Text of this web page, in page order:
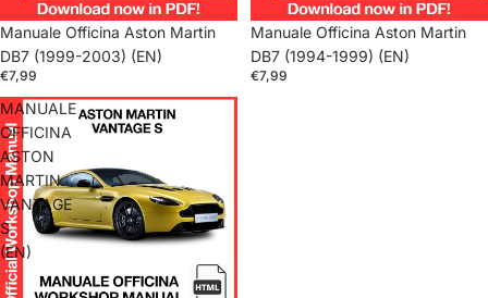
Manuale Officina Aston Martin
DB7 (1999-2003) (EN)
€7,99
Manuale Officina Aston Martin
DB7 (1994-1999) (EN)
€7,99
MANUALE
OFFICINA
ASTON
MARTIN
VANTAGE
S
(EN)